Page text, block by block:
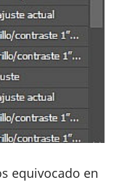
equivocado en